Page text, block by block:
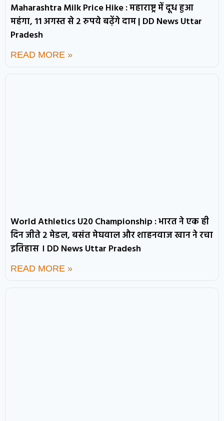
Maharashtra Milk Price Hike : महाराष्ट्र में दूध हुआ
महंगा, 11 अगस्त से 2 रुपये बढ़ेंगे दाम | DD News Uttar
Pradesh
READ MORE »
World Athletics U20 Championship : भारत ने एक ही
दिन जीते 2 मेडल, बसंत मेघवाल और शाहनवाज खान ने रचा
इतिहास । DD News Uttar Pradesh
READ MORE »